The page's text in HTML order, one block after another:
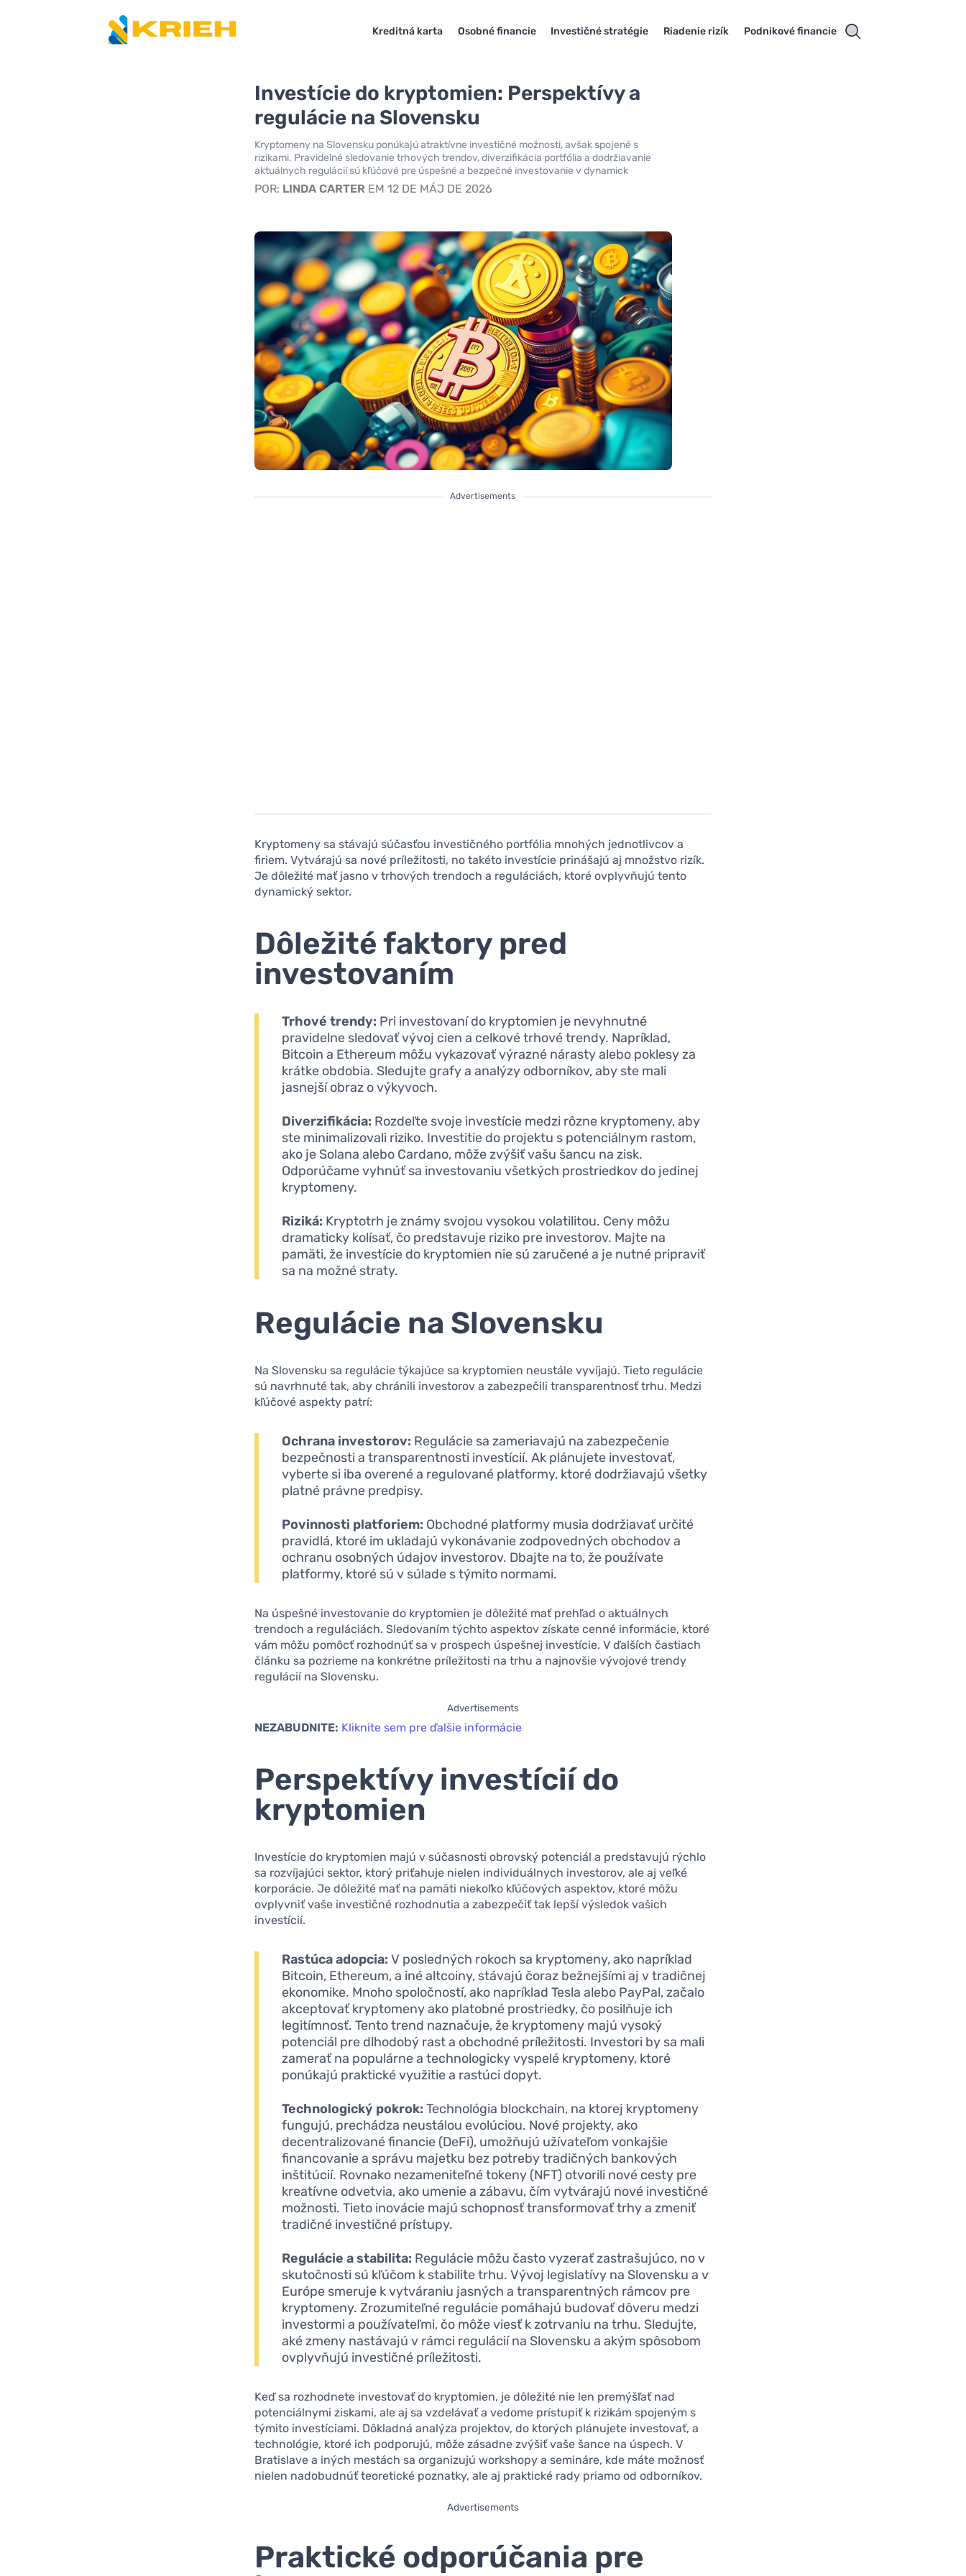
Kreditná karta Osobné financie Investičné stratégie Riadenie rizík Podnikové financie
Investície do kryptomien: Perspektívy a
regulácie na Slovensku
Kryptomeny na Slovensku ponúkajú atraktívne investičné možnosti, avšak spojené s
rizikami. Pravidelné sledovanie trhových trendov, diverzifikácia portfólia a dodržiavanie
aktuálnych regulácií sú kľúčové pre úspešné a bezpečné investovanie v dynamick
POR: LINDA CARTER EM 12 DE MÁJ DE 2026
Advertisements
Kryptomeny sa stávajú súčasťou investičného portfólia mnohých jednotlivcov a
firiem. Vytvárajú sa nové príležitosti, no takéto investície prinášajú aj množstvo rizík.
Je dôležité mať jasno v trhových trendoch a reguláciách, ktoré ovplyvňujú tento
dynamický sektor.
Dôležité faktory pred
investovaním
Trhové trendy: Pri investovaní do kryptomien je nevyhnutné
pravidelne sledovať vývoj cien a celkové trhové trendy. Napríklad,
Bitcoin a Ethereum môžu vykazovať výrazné nárasty alebo poklesy za
krátke obdobia. Sledujte grafy a analýzy odborníkov, aby ste mali
jasnejší obraz o výkyvoch.
Diverzifikácia: Rozdeľte svoje investície medzi rôzne kryptomeny, aby
ste minimalizovali riziko. Investitie do projektu s potenciálnym rastom,
ako je Solana alebo Cardano, môže zvýšiť vašu šancu na zisk.
Odporúčame vyhnúť sa investovaniu všetkých prostriedkov do jedinej
kryptomeny.
Riziká: Kryptotrh je známy svojou vysokou volatilitou. Ceny môžu
dramaticky kolísať, čo predstavuje riziko pre investorov. Majte na
pamäti, že investície do kryptomien nie sú zaručené a je nutné pripraviť
sa na možné straty.
Regulácie na Slovensku
Na Slovensku sa regulácie týkajúce sa kryptomien neustále vyvíjajú. Tieto regulácie
sú navrhnuté tak, aby chránili investorov a zabezpečili transparentnosť trhu. Medzi
kľúčové aspekty patrí:
Ochrana investorov: Regulácie sa zameriavajú na zabezpečenie
bezpečnosti a transparentnosti investícií. Ak plánujete investovať,
vyberte si iba overené a regulované platformy, ktoré dodržiavajú všetky
platné právne predpisy.
Povinnosti platforiem: Obchodné platformy musia dodržiavať určité
pravidlá, ktoré im ukladajú vykonávanie zodpovedných obchodov a
ochranu osobných údajov investorov. Dbajte na to, že používate
platformy, ktoré sú v súlade s týmito normami.
Na úspešné investovanie do kryptomien je dôležité mať prehľad o aktuálnych
trendoch a reguláciách. Sledovaním týchto aspektov získate cenné informácie, ktoré
vám môžu pomôcť rozhodnúť sa v prospech úspešnej investície. V ďalších častiach
článku sa pozrieme na konkrétne príležitosti na trhu a najnovšie vývojové trendy
regulácií na Slovensku.
Advertisements
NEZABUDNITE: Kliknite sem pre ďalšie informácie
Perspektívy investícií do
kryptomien
Investície do kryptomien majú v súčasnosti obrovský potenciál a predstavujú rýchlo
sa rozvíjajúci sektor, ktorý priťahuje nielen individuálnych investorov, ale aj veľké
korporácie. Je dôležité mať na pamäti niekoľko kľúčových aspektov, ktoré môžu
ovplyvniť vaše investičné rozhodnutia a zabezpečiť tak lepší výsledok vašich
investícií.
Rastúca adopcia: V posledných rokoch sa kryptomeny, ako napríklad
Bitcoin, Ethereum, a iné altcoiny, stávajú čoraz bežnejšími aj v tradičnej
ekonomike. Mnoho spoločností, ako napríklad Tesla alebo PayPal, začalo
akceptovať kryptomeny ako platobné prostriedky, čo posilňuje ich
legitímnosť. Tento trend naznačuje, že kryptomeny majú vysoký
potenciál pre dlhodobý rast a obchodné príležitosti. Investori by sa mali
zamerať na populárne a technologicky vyspelé kryptomeny, ktoré
ponúkajú praktické využitie a rastúci dopyt.
Technologický pokrok: Technológia blockchain, na ktorej kryptomeny
fungujú, prechádza neustálou evolúciou. Nové projekty, ako
decentralizované financie (DeFi), umožňujú užívateľom vonkajšie
financovanie a správu majetku bez potreby tradičných bankových
inštitúcií. Rovnako nezameniteľné tokeny (NFT) otvorili nové cesty pre
kreatívne odvetvia, ako umenie a zábavu, čím vytvárajú nové investičné
možnosti. Tieto inovácie majú schopnosť transformovať trhy a zmeniť
tradičné investičné prístupy.
Regulácie a stabilita: Regulácie môžu často vyzerať zastrašujúco, no v
skutočnosti sú kľúčom k stabilite trhu. Vývoj legislatívy na Slovensku a v
Európe smeruje k vytváraniu jasných a transparentných rámcov pre
kryptomeny. Zrozumiteľné regulácie pomáhajú budovať dôveru medzi
investormi a používateľmi, čo môže viesť k zotrvaniu na trhu. Sledujte,
aké zmeny nastávajú v rámci regulácií na Slovensku a akým spôsobom
ovplyvňujú investičné príležitosti.
Keď sa rozhodnete investovať do kryptomien, je dôležité nie len premýšľať nad
potenciálnymi ziskami, ale aj sa vzdelávať a vedome prístupiť k rizikám spojeným s
týmito investíciami. Dôkladná analýza projektov, do ktorých plánujete investovať, a
technológie, ktoré ich podporujú, môže zásadne zvýšiť vaše šance na úspech. V
Bratislave a iných mestách sa organizujú workshopy a semináre, kde máte možnosť
nielen nadobudnúť teoretické poznatky, ale aj praktické rady priamo od odborníkov.
Advertisements
Praktické odporúčania pre